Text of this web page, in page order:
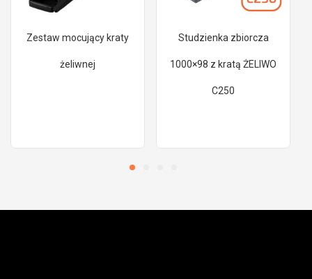
Zestaw mocujący kraty
żeliwnej
Studzienka zbiorcza
1000×98 z kratą ŻELIWO
C250